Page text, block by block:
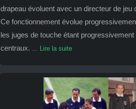
drapeau évoluent avec un directeur de jeu
Ce fonctionnement évolue
les juges de touche étant
centraux.
Lire la suite